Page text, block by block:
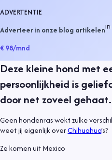
ADVERTENTIE
Adverteer in onze blog artikelenin
€ 98/mnd
Deze kleine hond met
persoonlijkheid is
door net zoveel gehaat.
Geen hondenras wekt zulke
weet jij eigenlijk overChihuahua’s?
Ze komen uit Mexico